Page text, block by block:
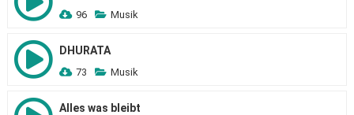
96 Musik
DHURATA
73 Musik
Alles was bleibt